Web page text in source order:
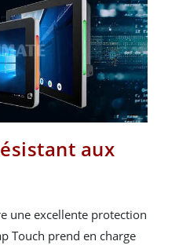
aux
une excellente protection
Touch prend en charge